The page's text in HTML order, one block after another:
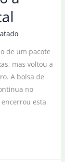
de um pacote
mas voltou a
A bolsa de
no
esta